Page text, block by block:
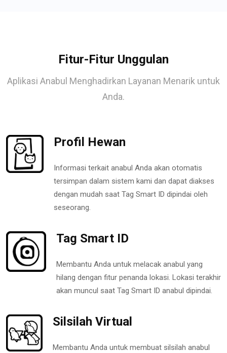
Fitur-Fitur Unggulan
Aplikasi Anabul Menghadirkan Layanan Menarik untuk
Anda.
Profil Hewan
Informasi terkait anabul Anda akan otomatis
tersimpan dalam sistem kami dan dapat diakses
dengan mudah saat Tag Smart ID dipindai oleh
seseorang.
Tag Smart ID
Membantu Anda untuk melacak anabul yang
hilang dengan fitur penanda lokasi. Lokasi terakhir
akan muncul saat Tag Smart ID anabul dipindai.
Silsilah Virtual
Membantu Anda untuk membuat silsilah anabul